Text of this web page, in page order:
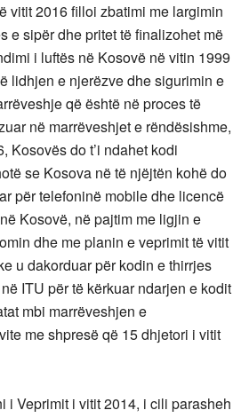
vitit 2016 filloi zbatimi me largimin
e sipër dhe pritet të finalizohet më
i luftës në Kosovë në vitin 1999
lidhjen e njerëzve dhe sigurimin e
që është në proces të
në marrëveshjet e rëndësishme,
Kosovës do t’i ndahet kodi
se Kosova në të njëjtën kohë do
për telefoninë mobile dhe licencë
Kosovë, në pajtim me ligjin e
dhe me planin e veprimit të vitit
u dakorduar për kodin e thirrjes
ITU për të kërkuar ndarjen e kodit
mbi marrëveshjen e
me shpresë që 15 dhjetori i vitit
i Veprimit i vitit 2014, i cili parasheh